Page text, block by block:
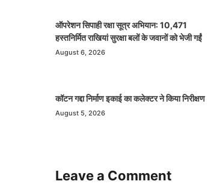
ऑपरेशन सिपाही रक्षा सूत्र अभियान: 10,471
हस्तनिर्मित राखियां सुरक्षा बलों के जवानों को भेजी गईं
August 6, 2026
कॉटन गद्दा निर्माण इकाई का कलेक्टर ने किया निरीक्षण
August 5, 2026
Leave a Comment